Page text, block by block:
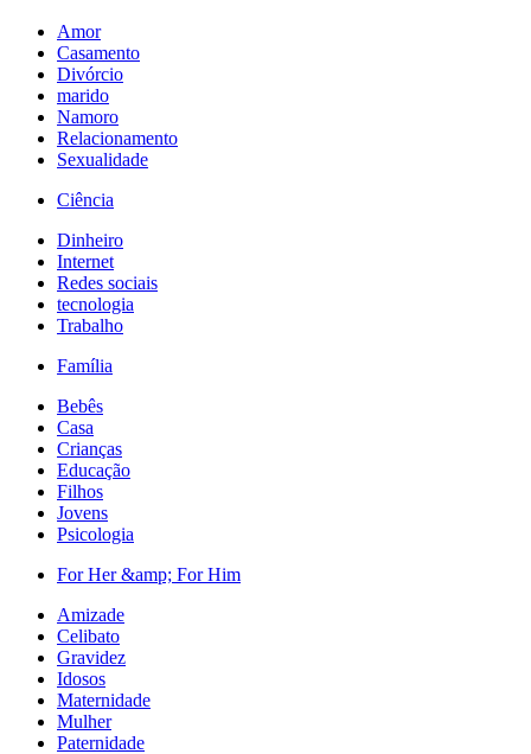
Amor
Casamento
Divórcio
marido
Namoro
Relacionamento
Sexualidade
Ciência
Dinheiro
Internet
Redes sociais
tecnologia
Trabalho
Família
Bebês
Casa
Crianças
Educação
Filhos
Jovens
Psicologia
For Her &amp; For Him
Amizade
Celibato
Gravidez
Idosos
Maternidade
Mulher
Paternidade